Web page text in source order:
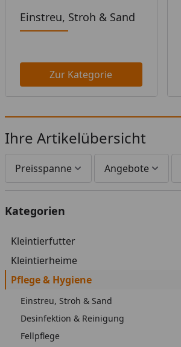
Einstreu, Stroh & Sand
Zur Kategorie
Ihre Artikelübersicht
Preisspanne Angebote
Kategorien
Kleintierfutter
Kleintierheime
Pflege & Hygiene
Einstreu, Stroh & Sand
Desinfektion & Reinigung
Fellpflege